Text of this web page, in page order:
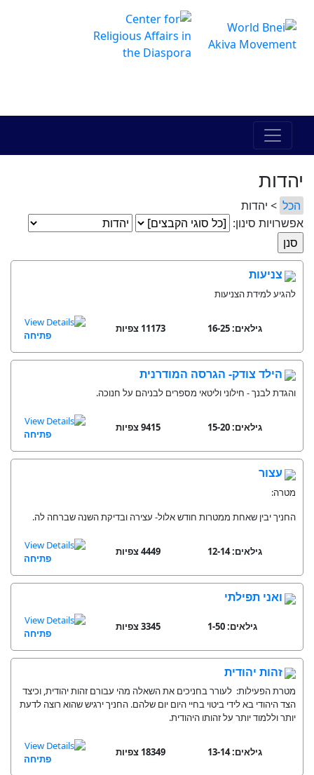
יהדות
הכל > יהדות
אפשרויות סינון:
צניעות
להגיע למידת הצניעות
גילאים: 16-25 11173 צפיות
פתיחה
הילד צודק- הגרסה המודרנית
והגדת לבנך - חילוני וליטאי מספרים לבניהם על חנוכה.
גילאים: 15-20 9415 צפיות
פתיחה
עצור
מטרה:
החניך יבין שאחת ממטרות חודש אלול- עצירה ובדיקת השנה שברחה לה.
גילאים: 12-14 4449 צפיות
פתיחה
ואני תפילתי
גילאים: 1-50 3345 צפיות
פתיחה
זהות יהודית
מטרת הפעילות: לעורר בחניכים את השאלה מהי עבורם זהות יהודית, וכיצד
הצד היהודי בא לידי ביטוי בחיי היום יום שלהם. החניך ירגיש שהוא רוצה לדעת
יותר וללמוד יותר על זהותו היהודית.
גילאים: 13-14 18349 צפיות
פתיחה